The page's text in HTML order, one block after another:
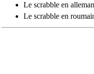
Le scrabble en
Le scrabble en